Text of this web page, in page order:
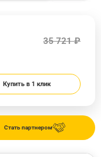
Стать партнером
35 721 ₽
Купить в 1 клик